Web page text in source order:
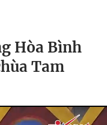
Hòa Bình
Tam